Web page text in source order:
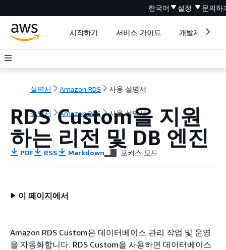
한국어 설정 문의하
시작하기 서비스 가이드 개발자 도구
설명서 Amazon RDS 사용 설명서
설명서 Amazon RDS 사용 설명서
RDS Custom을 지원
하는 리전 및 DB 엔진
PDF RSS Markdown 포커스 모드
이 페이지에서
Amazon RDS Custom은 데이터베이스 관리 작업 및 운영
을 자동화합니다. RDS Custom을 사용하면 데이터베이스